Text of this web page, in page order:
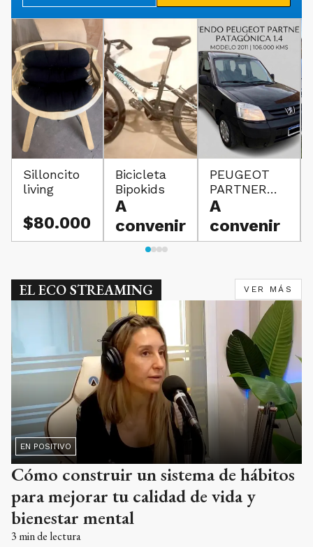
Silloncito
living
$80.000
Bicicleta
Bipokids
A
convenir
PEUGEOT
PARTNER
PATAGÓNICA
A
convenir
EL ECO STREAMING VER MÁS
EN POSITIVO
Cómo construir un sistema de hábitos
para mejorar tu calidad de vida y
bienestar mental
3 min de lectura